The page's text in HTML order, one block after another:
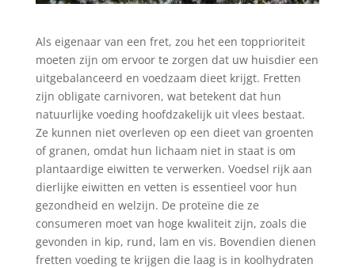
Als eigenaar van een fret, zou het een topprioriteit
moeten zijn om ervoor te zorgen dat uw huisdier een
uitgebalanceerd en voedzaam dieet krijgt. Fretten
zijn obligate carnivoren, wat betekent dat hun
natuurlijke voeding hoofdzakelijk uit vlees bestaat.
Ze kunnen niet overleven op een dieet van groenten
of granen, omdat hun lichaam niet in staat is om
plantaardige eiwitten te verwerken. Voedsel rijk aan
dierlijke eiwitten en vetten is essentieel voor hun
gezondheid en welzijn. De proteïne die ze
consumeren moet van hoge kwaliteit zijn, zoals die
gevonden in kip, rund, lam en vis. Bovendien dienen
fretten voeding te krijgen die laag is in koolhydraten